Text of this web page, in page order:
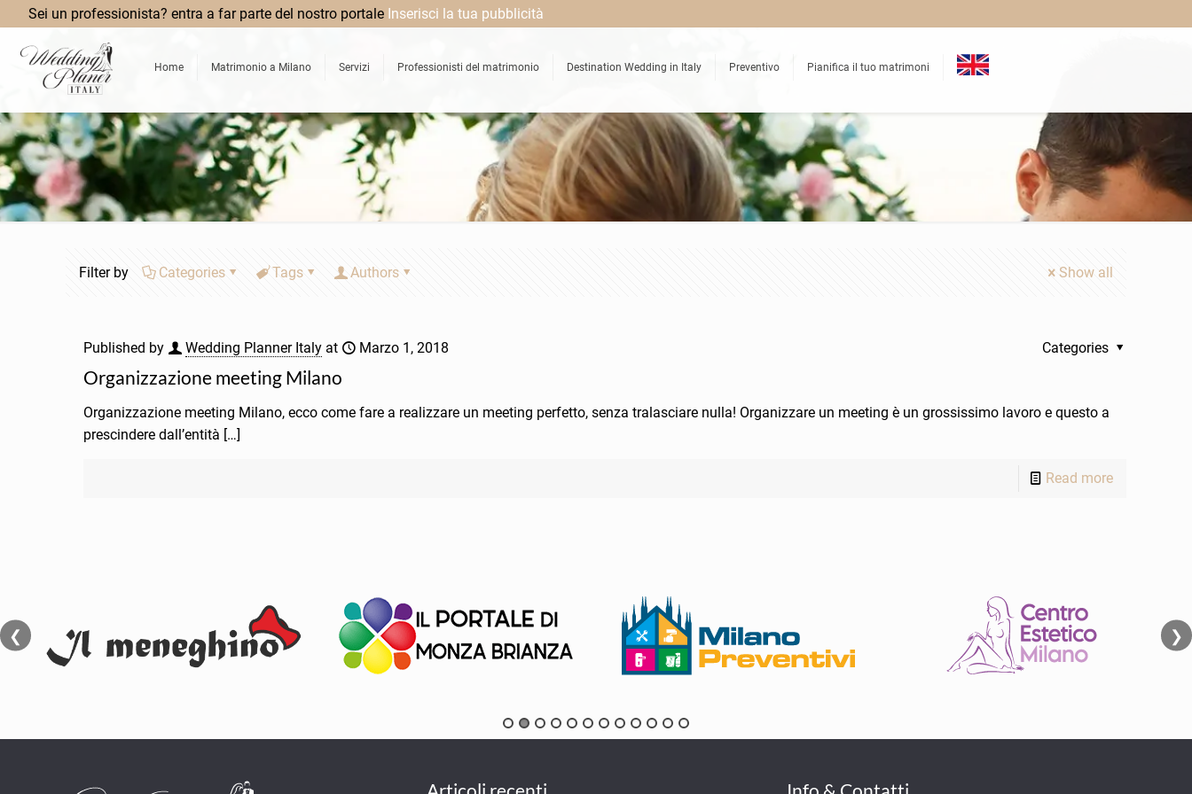
Sei un professionista? entra a far parte del nostro portale Inserisci la tua pubblicità
Home Matrimonio a Milano Servizi Professionisti del matrimonio Destination Wedding in Italy Preventivo Pianifica il tuo matrimoni
Filter by Categories Tags Authors Show all
Published by Wedding Planner Italy at Marzo 1, 2018 Categories
Organizzazione meeting Milano
Organizzazione meeting Milano, ecco come fare a realizzare un meeting perfetto, senza tralasciare nulla! Organizzare un meeting è un grossissimo lavoro e questo a
prescindere dall’entità […]
Read more
❮ ❯